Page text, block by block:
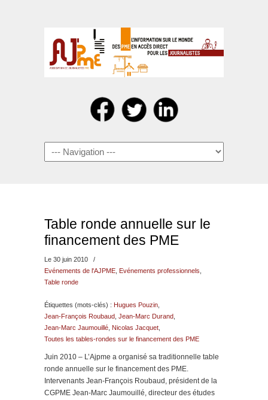
Navigation
Table ronde annuelle sur le
financement des PME
Le 30 juin 2010
/
Evénements de l'AJPME Evénements professionnels
Table ronde
Étiquettes (mots-clés) : Hugues Pouzin
Jean-François Roubaud Jean-Marc Durand
Jean-Marc Jaumouillé Nicolas Jacquet
Toutes les tables-rondes sur le financement des PME
Juin 2010 – L’Ajpme a organisé sa traditionnelle table
ronde annuelle sur le financement des PME.
Intervenants Jean-François Roubaud, président de la
CGPME Jean-Marc Jaumouillé, directeur des études